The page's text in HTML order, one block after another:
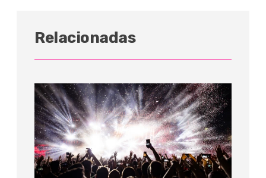
Relacionadas